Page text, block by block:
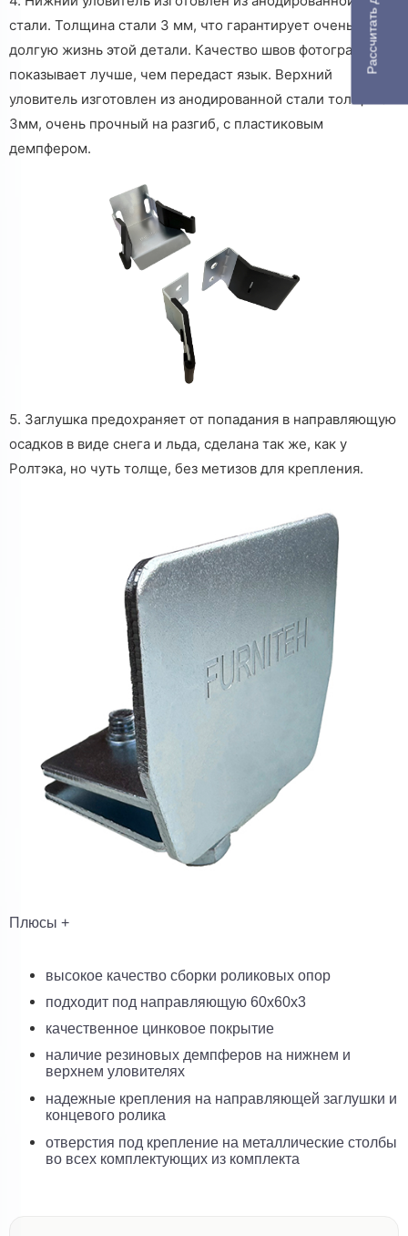
стали. Толщина стали 3 мм, что гарантирует очень
долгую жизнь этой детали. Качество швов фотография
показывает лучше, чем передаст язык. Верхний
уловитель изготовлен из анодированной стали толщиной
3мм, очень прочный на разгиб, с пластиковым
демпфером.
5. Заглушка предохраняет от попадания в направляющую
осадков в виде снега и льда, сделана так же, как у
Ролтэка, но чуть толще, без метизов для крепления.
Плюсы +
высокое качество сборки роликовых опор
подходит под направляющую 60х60х3
качественное цинковое покрытие
наличие резиновых демпферов на нижнем и
верхнем уловителях
надежные крепления на направляющей заглушки и
концевого ролика
отверстия под крепление на металлические столбы
во всех комплектующих из комплекта